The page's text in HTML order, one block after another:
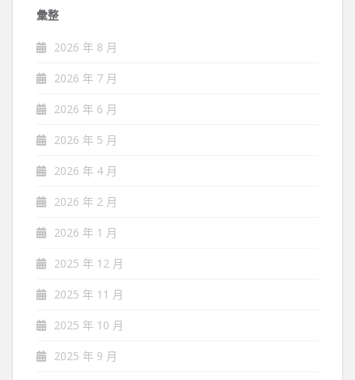
彙整
2026 年 8 月
2026 年 7 月
2026 年 6 月
2026 年 5 月
2026 年 4 月
2026 年 2 月
2026 年 1 月
2025 年 12 月
2025 年 11 月
2025 年 10 月
2025 年 9 月